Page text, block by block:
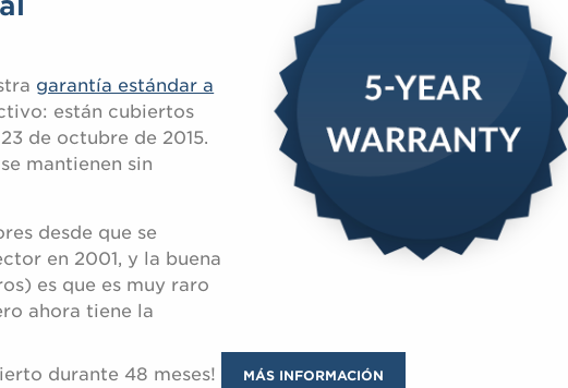
garantía estándar a
están cubiertos
de octubre de 2015.
mantienen sin
desde que se
en 2001, y la buena
es que es muy raro
ahora tiene la
durante 48 meses! MÁS INFORMACIÓN